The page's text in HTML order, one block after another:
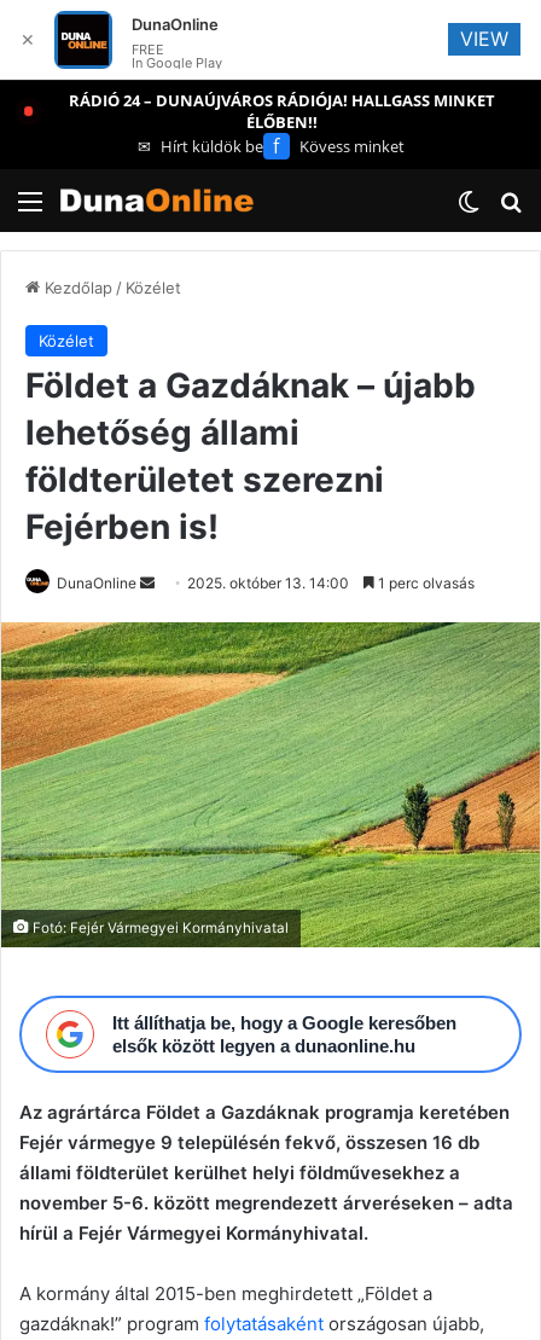
RÁDIÓ 24 – DUNAÚJVÁROS RÁDIÓJA! HALLGASS MINKET
ÉLŐBEN!!
✉ Hírt küldök be f Kövess minket
Menü
Kezdőlap/ Közélet
Közélet
Földet a Gazdáknak – újabb
lehetőség állami
földterületet szerezni
Fejérben is!
DunaOnline
Send
email
2025. október 13. 14:00 1 perc olvasás
Fotó: Fejér Vármegyei Kormányhivatal
Itt állíthatja be, hogy a Google keresőben
elsők között legyen a dunaonline.hu
Az agrártárca Földet a Gazdáknak programja keretében
Fejér vármegye 9 településén fekvő, összesen 16 db
állami földterület kerülhet helyi földművesekhez a
november 5-6. között megrendezett árveréseken – adta
hírül a Fejér Vármegyei Kormányhivatal.
A kormány által 2015-ben meghirdetett „Földet a
gazdáknak!” program folytatásaként országosan újabb,
✕
DunaOnline
FREE
In Google Play
VIEW